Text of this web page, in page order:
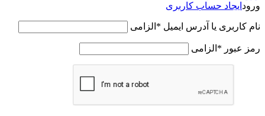
ورود ایجاد حساب کاربری
نام کاربری یا آدرس ایمیل * الزامی
رمز عبور * الزامی